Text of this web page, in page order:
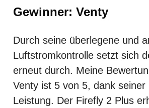
Gewinner: Venty
Durch seine überlegene und
Luftstromkontrolle setzt sich
erneut durch. Meine
Venty ist 5 von 5, dank seiner
Leistung. Der Firefly 2 Plus